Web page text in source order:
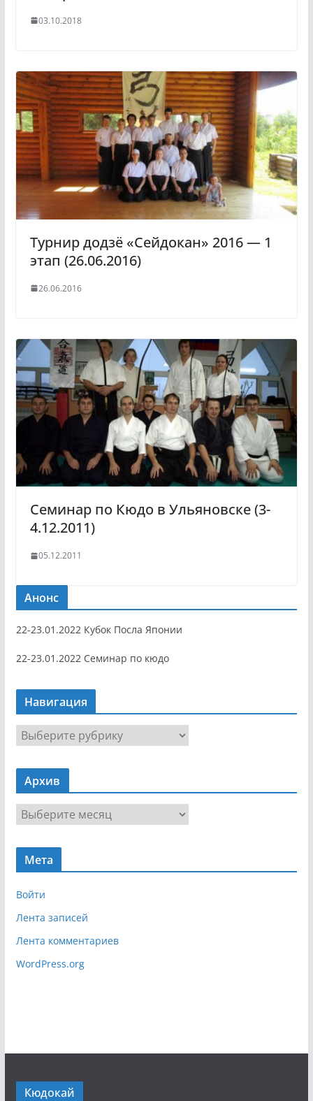
03.10.2018
Турнир додзё «Сейдокан» 2016 — 1
этап (26.06.2016)
26.06.2016
Семинар по Кюдо в Ульяновске (3-
4.12.2011)
05.12.2011
Анонс
22-23.01.2022 Кубок Посла Японии
22-23.01.2022 Семинар по кюдо
Навигация
Н
а
в
г
я
Архив
р
х
Мета
Войти
Лента записей
Лента комментариев
WordPress.org
Кюдокай